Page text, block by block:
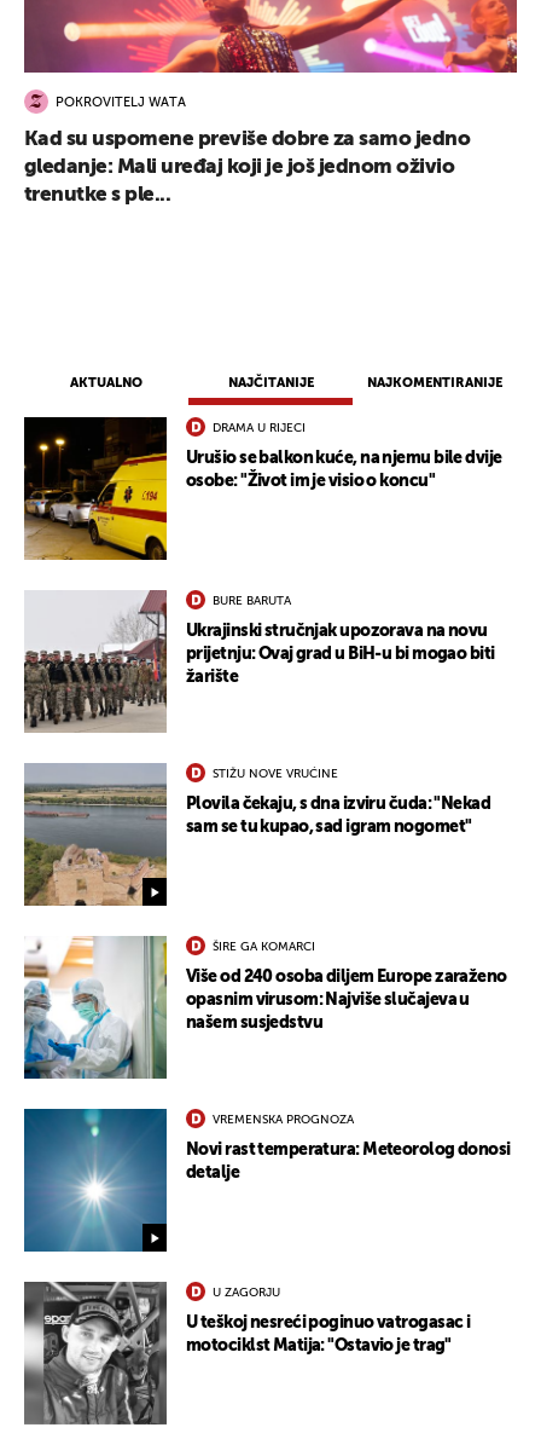
AKTUALNO NAJČITANIJE NAJKOMENTIRANIJE
DRAMA U RIJECI
Urušio se balkon kuće, na njemu bile dvije
osobe: "Život im je visio o koncu"
BURE BARUTA
Ukrajinski stručnjak upozorava na novu
prijetnju: Ovaj grad u BiH-u bi mogao biti
žarište
STIŽU NOVE VRUĆINE
Plovila čekaju, s dna izviru čuda: "Nekad
sam se tu kupao, sad igram nogomet"
ŠIRE GA KOMARCI
Više od 240 osoba diljem Europe zaraženo
opasnim virusom: Najviše slučajeva u
našem susjedstvu
VREMENSKA PROGNOZA
Novi rast temperatura: Meteorolog donosi
detalje
U ZAGORJU
U teškoj nesreći poginuo vatrogasac i
motociklst Matija: "Ostavio je trag"
POKROVITELJ WATA
Kad su uspomene previše dobre za samo jedno
gledanje: Mali uređaj koji je još jednom oživio
trenutke s ple...